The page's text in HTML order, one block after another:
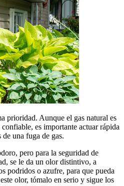
prioridad. Aunque el gas natural es
es importante actuar rápida
de una fuga de gas.
pero para la seguridad de
se le da un olor distintivo, a
podridos o azufre, para que pueda
olor, tómalo en serio y sigue los